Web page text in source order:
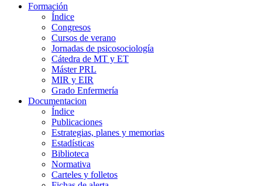
Formación
Índice
Congresos
Cursos de verano
Jornadas de psicosociología
Cátedra de MT y ET
Máster PRL
MIR y EIR
Grado Enfermería
Documentacion
Índice
Publicaciones
Estrategias, planes y memorias
Estadísticas
Biblioteca
Normativa
Carteles y folletos